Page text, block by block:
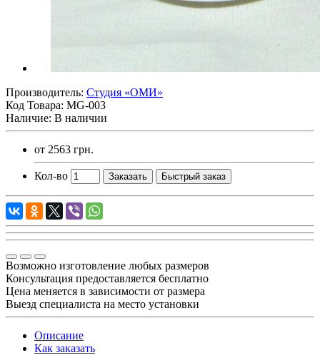
Производитель: Студия «ОМИ»
Код Товара: MG-003
Наличие: В наличии
от 2563 грн.
Кол-во Заказать Быстрый заказ
Возможно изготовление любых размеров
Консультация предоставляется бесплатно
Цена меняется в зависимости от размера
Выезд специалиста на место установки
Описание
Как заказать